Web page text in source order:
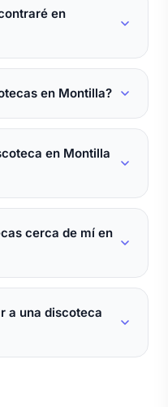
en
en Montilla?
en Montilla
cerca de mí en
a una discoteca